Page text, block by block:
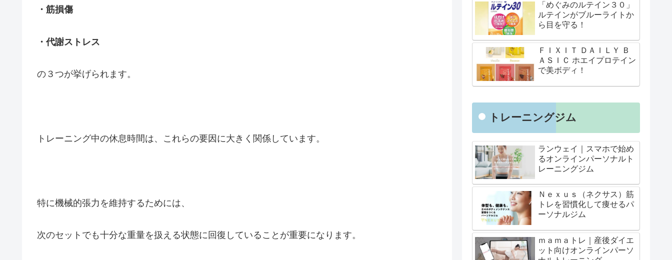
・筋損傷
・代謝ストレス
の３つが挙げられます。
トレーニング中の休息時間は、これらの要因に大きく関係しています。
特に機械的張力を維持するためには、
次のセットでも十分な重量を扱える状態に回復していることが重要になります。
「めぐみのルテイン３０」
ルテインがブルーライトか
ら目を守る！
ＦＩＸＩＴ ＤＡＩＬＹ Ｂ
ＡＳＩＣ ホエイプロテイン
で美ボディ！
トレーニングジム
ランウェイ｜スマホで始め
るオンラインパーソナルト
レーニングジム
Ｎｅｘｕｓ（ネクサス）筋
トレを習慣化して痩せるパ
ーソナルジム
ｍａｍａトレ｜産後ダイエ
ット向けオンラインパーソ